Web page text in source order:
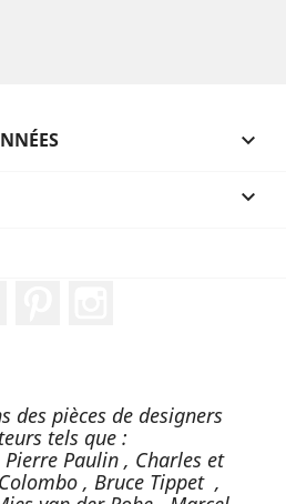


des pièces de designers
tels que :
Paulin , Charles et
, Bruce Tippet ,